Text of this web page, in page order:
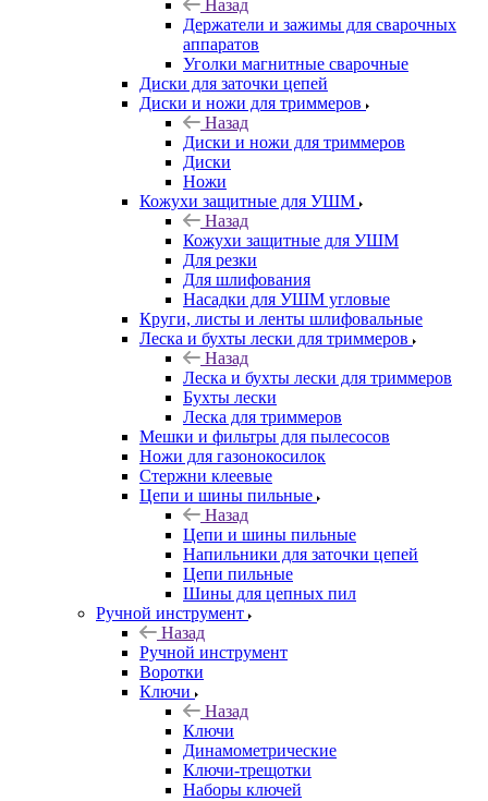
Назад
Держатели и зажимы для сварочных
аппаратов
Уголки магнитные сварочные
Диски для заточки цепей
Диски и ножи для триммеров
Назад
Диски и ножи для триммеров
Диски
Ножи
Кожухи защитные для УШМ
Назад
Кожухи защитные для УШМ
Для резки
Для шлифования
Насадки для УШМ угловые
Круги, листы и ленты шлифовальные
Леска и бухты лески для триммеров
Назад
Леска и бухты лески для триммеров
Бухты лески
Леска для триммеров
Мешки и фильтры для пылесосов
Ножи для газонокосилок
Стержни клеевые
Цепи и шины пильные
Назад
Цепи и шины пильные
Напильники для заточки цепей
Цепи пильные
Шины для цепных пил
Ручной инструмент
Назад
Ручной инструмент
Воротки
Ключи
Назад
Ключи
Динамометрические
Ключи-трещотки
Наборы ключей